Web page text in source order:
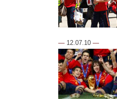
— 12.07.10 —